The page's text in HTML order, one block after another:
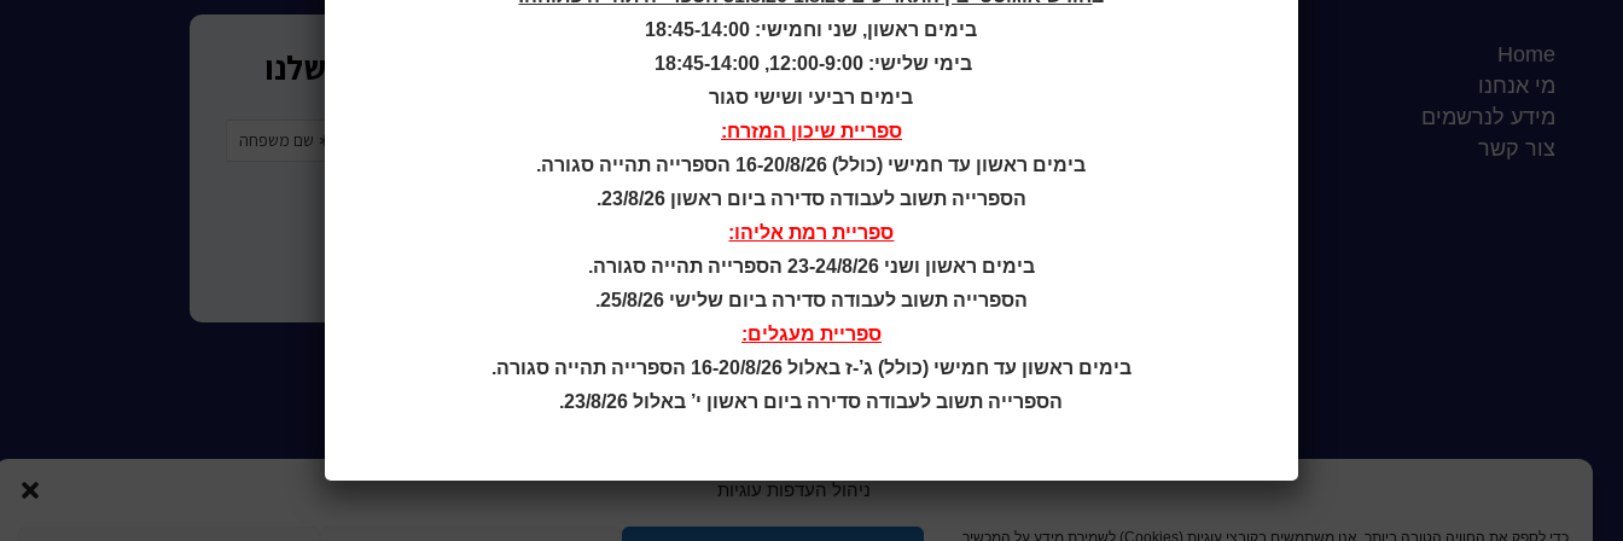
ניהול העדפות עוגיות
כדי לספק את החוויה הטובה ביותר, אנו משתמשים בקובצי עוגיות (Cookies) לשמירת מידע על המכשיר
Home
מי אנחנו
מידע לנרשמים
צור קשר
קטלוג כותר ראשון
מדיניות הפרטיות
מדיניות שימוש בקבצי קוקיז
anova
בימים ראשון, שני וחמישי: 18:45-14:00
בימי שלישי: 12:00-9:00, 18:45-14:00
בימים רביעי ושישי סגור
ספריית שיכון המזרח:
בימים ראשון עד חמישי (כולל) 16-20/8/26 הספרייה תהייה סגורה.
הספרייה תשוב לעבודה סדירה ביום ראשון 23/8/26.
ספריית רמת אליהו:
בימים ראשון ושני 23-24/8/26 הספרייה תהייה סגורה.
הספרייה תשוב לעבודה סדירה ביום שלישי 25/8/26.
ספריית מעגלים:
בימים ראשון עד חמישי (כולל) ג’-ז באלול 16-20/8/26 הספרייה תהייה סגורה.
הספרייה תשוב לעבודה סדירה ביום ראשון י’ באלול 23/8/26.